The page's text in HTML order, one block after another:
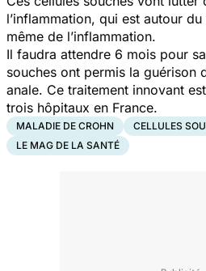
l’inflammation, qui est autour
même de l’inflammation.
Il faudra attendre 6 mois pour
souches ont permis la guérison
anale. Ce traitement innovant
trois hôpitaux en France.
MALADIE DE CROHN
CELLULES
LE MAG DE LA SANTÉ